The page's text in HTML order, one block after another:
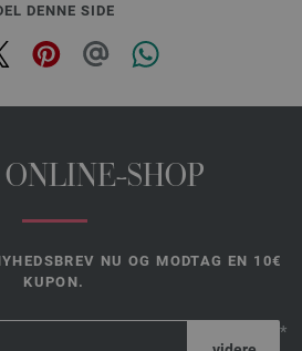
DENNE SIDE
SHOP
NU OG MODTAG EN 10€
KUPON.
*